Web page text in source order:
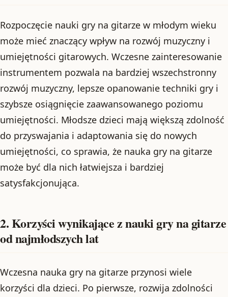
Rozpoczęcie nauki gry na gitarze w młodym wieku
może mieć znaczący wpływ na rozwój muzyczny i
umiejętności gitarowych. Wczesne zainteresowanie
instrumentem pozwala na bardziej wszechstronny
rozwój muzyczny, lepsze opanowanie techniki gry i
szybsze osiągnięcie zaawansowanego poziomu
umiejętności. Młodsze dzieci mają większą zdolność
do przyswajania i adaptowania się do nowych
umiejętności, co sprawia, że nauka gry na gitarze
może być dla nich łatwiejsza i bardziej
satysfakcjonująca.
2. Korzyści wynikające z nauki gry na gitarze
od najmłodszych lat
Wczesna nauka gry na gitarze przynosi wiele
korzyści dla dzieci. Po pierwsze, rozwija zdolności